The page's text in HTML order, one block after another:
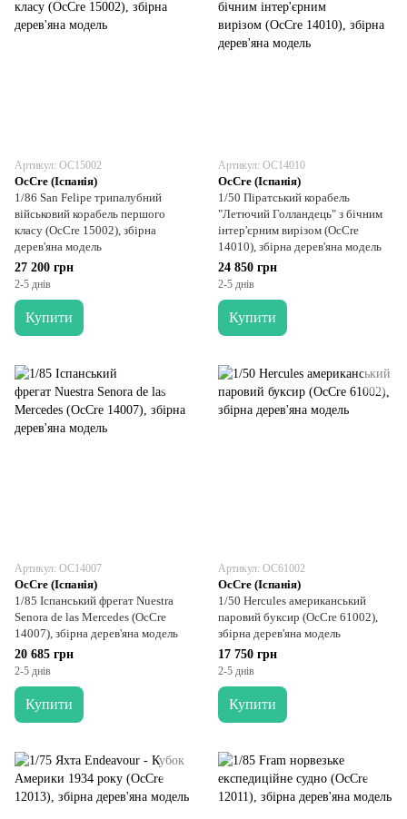
Артикул: OC15002
OcCre (Іспанія)
1/86 San Felipe трипалубний
військовий корабель першого
класу (OcCre 15002), збірна
дерев'яна модель
27 200 грн
2-5 днів
Купити
Артикул: OC14010
OcCre (Іспанія)
1/50 Піратський корабель
"Летючий Голландець" з бічним
інтер'єрним вирізом (OcCre
14010), збірна дерев'яна модель
24 850 грн
2-5 днів
Купити
Артикул: OC14007
OcCre (Іспанія)
1/85 Іспанський фрегат Nuestra
Senora de las Mercedes (OcCre
14007), збірна дерев'яна модель
20 685 грн
2-5 днів
Купити
Артикул: OC61002
OcCre (Іспанія)
1/50 Hercules американський
паровий буксир (OcCre 61002),
збірна дерев'яна модель
17 750 грн
2-5 днів
Купити